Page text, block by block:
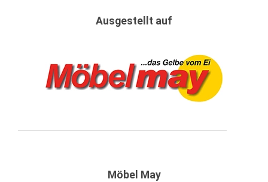
Ausgestellt auf
Möbel May